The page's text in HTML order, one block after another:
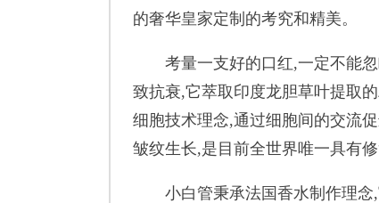
的奢华皇家定制的考究和精美。
考量一支好的口红,一定不能忽
致抗衰,它萃取印度龙胆草叶提取
细胞技术理念,通过细胞间的交流
皱纹生长,是目前全世界唯⼀具有
小白管秉承法国香水制作理念,